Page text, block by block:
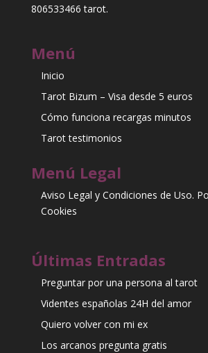
806533466 tarot.
Menú
Inicio
Tarot Bizum – Visa desde 5 euros
Cómo funciona recargas minutos
Tarot testimonios
Menú Legal
Aviso Legal y Condiciones de Uso.
Cookies
Últimas Entradas
Preguntar por una persona al tarot
Videntes españolas 24H del amor
Quiero volver con mi ex
Los arcanos pregunta gratis